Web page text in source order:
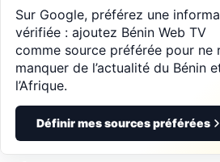
Sur Google, préférez une
vérifiée : ajoutez Bénin Web TV
comme source préférée pour ne
manquer de l’actualité du Bénin
l’Afrique.
Définir mes sources préférées